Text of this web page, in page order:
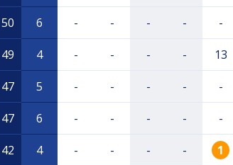
50 6 - - - - -
49 4 - - - - 13
47 5 - - - - -
47 6 - - - - -
42 4 - - - - 1